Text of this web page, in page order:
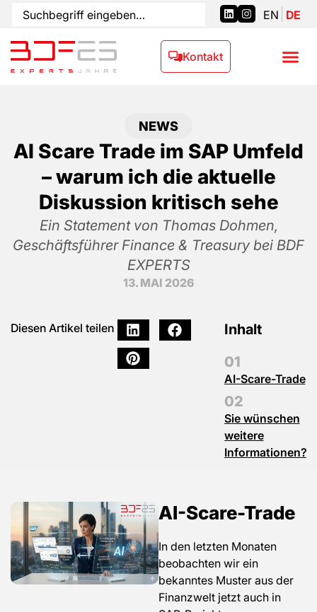
EN DE
Kontakt
NEWS
AI Scare Trade im SAP Umfeld
– warum ich die aktuelle
Diskussion kritisch sehe
Ein Statement von Thomas Dohmen,
Geschäftsführer Finance & Treasury bei BDF
EXPERTS
13. MAI 2026
Diesen Artikel teilen Inhalt
AI-Scare-Trade
Sie wünschen
weitere
Informationen?
AI-Scare-Trade
In den letzten Monaten
beobachten wir ein
bekanntes Muster aus der
Finanzwelt jetzt auch in